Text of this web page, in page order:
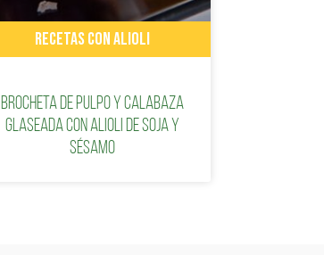
RECETAS CON ALIOLI
Brocheta de pulpo y calabaza
glaseada con Alioli de soja y
sésamo